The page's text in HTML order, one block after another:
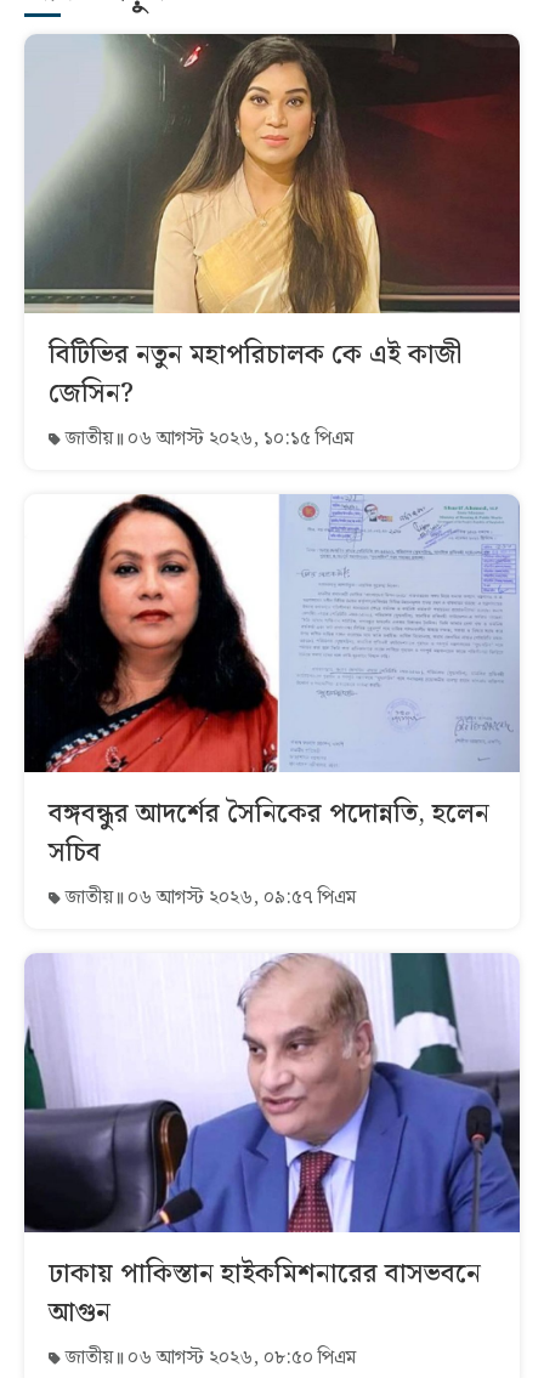
বিটিভির নতুন মহাপরিচালক কে এই কাজী
জেসিন?
জাতীয় ০৬ আগস্ট ২০২৬, ১০:১৫ পিএম
বঙ্গবন্ধুর আদর্শের সৈনিকের পদোন্নতি, হলেন
সচিব
জাতীয় ০৬ আগস্ট ২০২৬, ০৯:৫৭ পিএম
ঢাকায় পাকিস্তান হাইকমিশনারের বাসভবনে
আগুন
জাতীয় ০৬ আগস্ট ২০২৬, ০৮:৫০ পিএম